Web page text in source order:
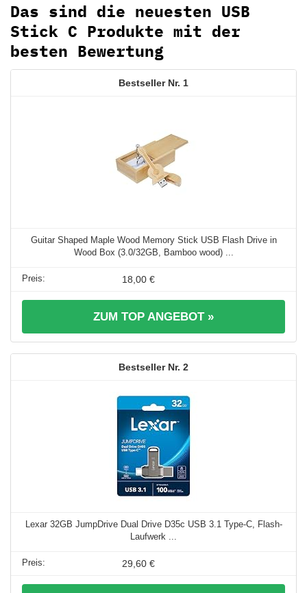
Das sind die neuesten USB
Stick C Produkte mit der
besten Bewertung
1
Guitar Shaped Maple Wood Memory Stick USB Flash Drive in
Wood Box (3.0/32GB, Bamboo wood) ...
18,00 €
ZUM TOP ANGEBOT »
2
Lexar 32GB JumpDrive Dual Drive D35c USB 3.1 Type-C, Flash-
Laufwerk ...
29,60 €